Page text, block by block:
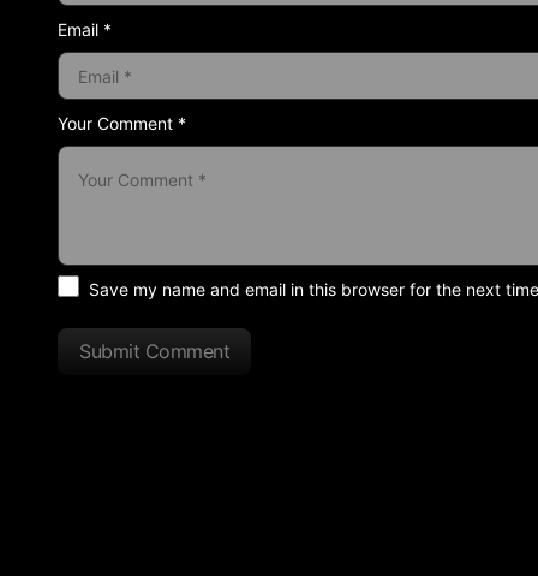
Your Comment *
Email *
Save my name and email in this browser for the next
Submit Comment